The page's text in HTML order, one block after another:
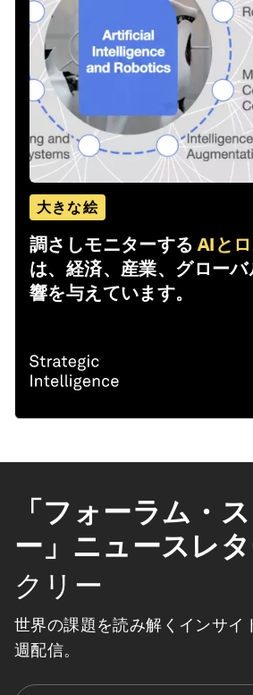
大きな絵
調さしモニターする AIと
は、経済、産業、グロー
響を与えています。
「フォーラム・
ー」ニュースレ
クリー
世界の課題を読み解くインサイ
週配信。